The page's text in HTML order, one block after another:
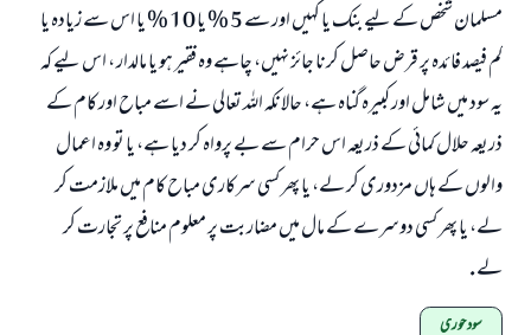
مسلمان شخص كے ليے بنك يا كہيں اور سے 5 % يا 10 % يا اس سے زيادہ يا
كم فيصد فائدہ پر قرض حاصل كرنا جائز نہيں، چاہے وہ فقير ہو يا مالدار ، اس ليے كہ
يہ سود ميں شامل اور كبيرہ گناہ ہے، حالانكہ اللہ تعالى نے اسے مباح اور كام كے
ذريعہ حلال كمائى كے ذريعہ اس حرام سے بے پرواہ كر ديا ہے، يا تو وہ اعمال
والوں كے ہاں مزدورى كر لے، يا پھر كسى سركارى مباح كام ميں ملازمت كر
لے، يا پھر كسى دوسرے كے مال ميں مضاربت پر معلوم منافع پر تجارت كر
لے .
سود خوری